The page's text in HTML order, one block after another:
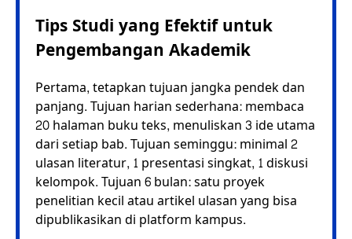
Tips Studi yang Efektif untuk
Pengembangan Akademik
Pertama, tetapkan tujuan jangka pendek dan
panjang. Tujuan harian sederhana: membaca
20 halaman buku teks, menuliskan 3 ide utama
dari setiap bab. Tujuan seminggu: minimal 2
ulasan literatur, 1 presentasi singkat, 1 diskusi
kelompok. Tujuan 6 bulan: satu proyek
penelitian kecil atau artikel ulasan yang bisa
dipublikasikan di platform kampus.